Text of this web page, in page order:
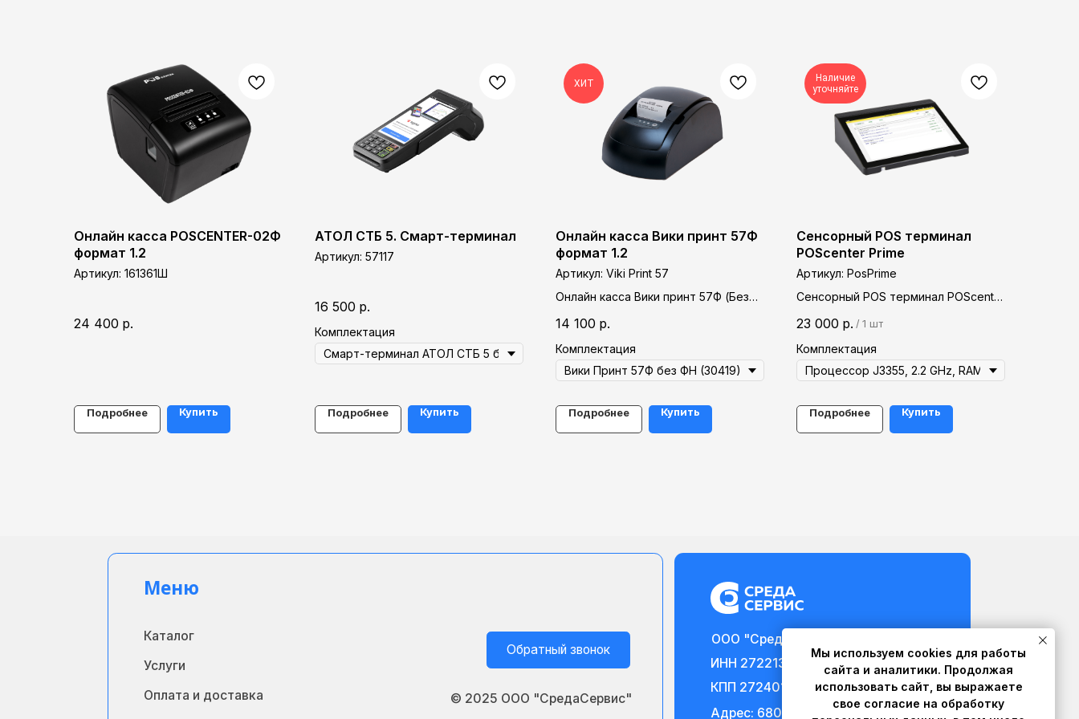
Мы используем cookies для работы
сайта и аналитики. Продолжая
использовать сайт, вы выражаете
свое согласие на обработку
Онлайн касса POSCENTER-02Ф
формат 1.2
Артикул: 161361Ш
24 400 р.
Подробнее Купить
АТОЛ СТБ 5. Смарт-терминал
Артикул: 57117
16 500 р.
Комплектация
Подробнее Купить
ХИТ
Онлайн касса Вики принт 57Ф
формат 1.2
Артикул: Viki Print 57
Онлайн касса Вики принт 57Ф (Без
14 100 р.
Комплектация
Подробнее Купить
Наличие
уточняйте
Сенсорный POS терминал
POScenter Prime
Артикул: PosPrime
Сенсорный POS терминал POScenter
23 000 р. / 1 шт
Комплектация
Подробнее Купить
Контакты
Сервисный центр
Оплата и доставка
Услуги
Политика конфеденциальности
Согласие на обработку
Адрес: 680009, г Хабаровск,
ул Промышленная, д. 19, офис 219,
ИНН 2722130813